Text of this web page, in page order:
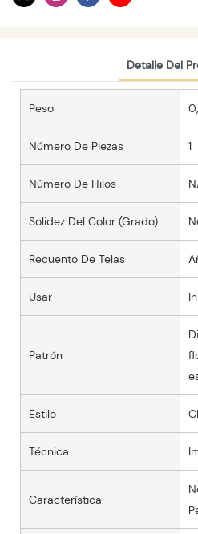
Detalle Del
Peso
Número De Piezas 1
Número De Hilos
Solidez Del Color (grado)
Recuento De Telas
Usar
Patrón
Estilo
Técnica
Característica